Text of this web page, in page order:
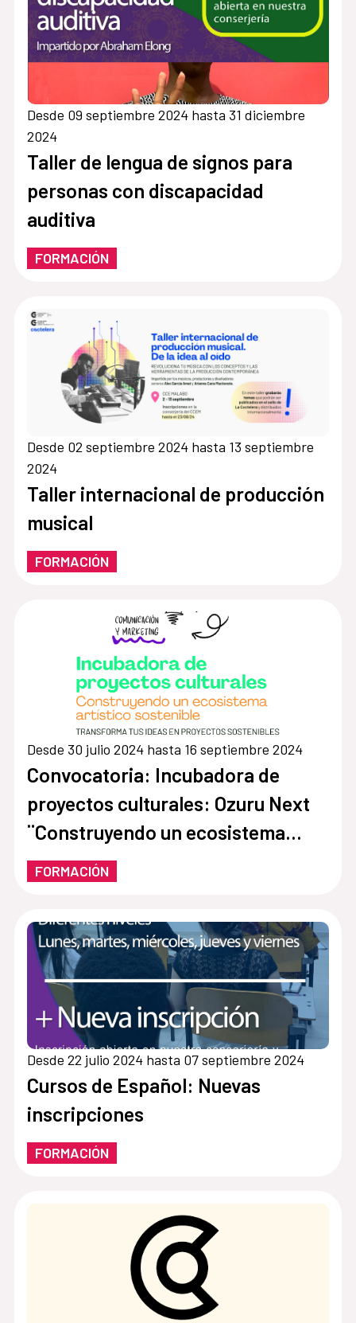
Desde 09 septiembre 2024 hasta 31 diciembre
2024
Taller de lengua de signos para
personas con discapacidad
auditiva
FORMACIÓN
Desde 02 septiembre 2024 hasta 13 septiembre
2024
Taller internacional de producción
musical
FORMACIÓN
Desde 30 julio 2024 hasta 16 septiembre 2024
Convocatoria: Incubadora de
proyectos culturales: Ozuru Next
¨Construyendo un ecosistema
artístico sostenible¨
FORMACIÓN
Desde 22 julio 2024 hasta 07 septiembre 2024
Cursos de Español: Nuevas
inscripciones
FORMACIÓN